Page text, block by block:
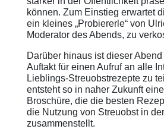
können. Zum Einstieg erwartet
ein kleines „Probiererle“ von
Moderator des Abends, zu
Darüber hinaus ist dieser
Auftakt für einen Aufruf an alle
Lieblings-Streuobstrezepte zu
entsteht so in naher Zukunft
Broschüre, die die besten
die Nutzung von Streuobst in
zusammenstellt.